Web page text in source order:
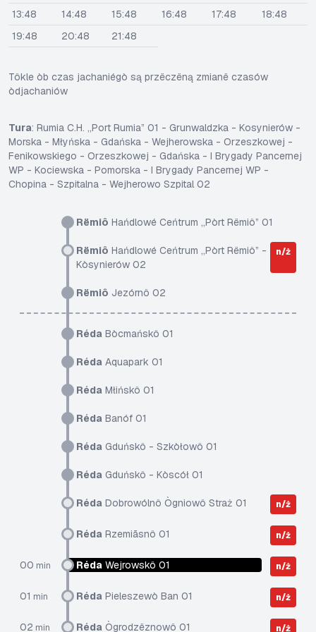
Rëmiô Hańdlowé Ceńtrum „Pòrt Rëmiô” 01
Rëmiô Hańdlowé Ceńtrum „Pòrt Rëmiô” -
Kòsynierów 02
n/ż
Rëmiô Jezórnô 02
Réda Bòcmańskô 01
Réda Aquapark 01
Réda Młińskô 01
Réda Banóf 01
Réda Gduńskô - Szkòłowô 01
Réda Gduńskô - Kòscół 01
Réda Dobrowólnô Ògniowô Straż 01 n/ż
Réda Rzemiãsnô 01 n/ż
00 min Réda Wejrowskô 01 n/ż
01 min Réda Pieleszewò Ban 01 n/ż
02 min Réda Ògrodzëznowô 01 n/ż
13:48 14:48 15:48 16:48 17:48
18:48
19:48
20:48 21:48
Tôkle òb czas jachaniégò są przëczëną zmianë czasów
òdjachaniów
Tura: Rumia C.H. „Port Rumia” 01 - Grunwaldzka - Kosynierów -
Morska - Młyńska - Gdańska - Wejherowska - Orzeszkowej -
Fenikowskiego - Orzeszkowej - Gdańska - I Brygady Pancernej
WP - Kociewska - Pomorska - I Brygady Pancernej WP -
Chopina - Szpitalna - Wejherowo Szpital 02